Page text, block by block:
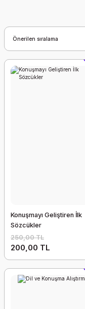
Konuşmayı Geliştiren İlk
Sözcükler
250,00 TL
200,00 TL